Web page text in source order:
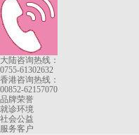
大陆咨询热线：
0755-61302632
香港咨询热线：
00852-62157070
品牌荣誉
就诊环境
社会公益
服务客户